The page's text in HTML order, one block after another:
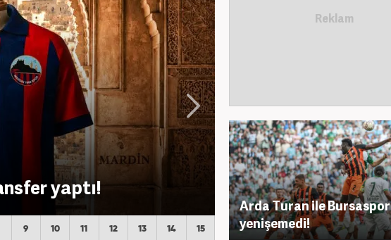
yaptı!
9 10 11 12 13 14 15
Arda Turan ile Bursaspor
yenişemedi!